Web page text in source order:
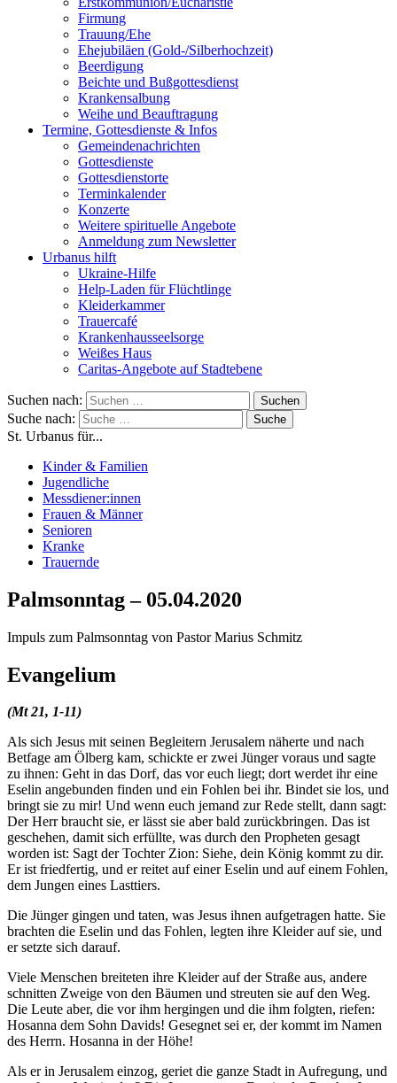
Firmung
Trauung/Ehe
Ehejubiläen (Gold-/Silberhochzeit)
Beerdigung
Beichte und Bußgottesdienst
Krankensalbung
Weihe und Beauftragung
Termine, Gottesdienste & Infos
Gemeindenachrichten
Gottesdienste
Gottesdienstorte
Terminkalender
Konzerte
Weitere spirituelle Angebote
Anmeldung zum Newsletter
Urbanus hilft
Ukraine-Hilfe
Help-Laden für Flüchtlinge
Kleiderkammer
Trauercafé
Krankenhausseelsorge
Weißes Haus
Caritas-Angebote auf Stadtebene
Suchen nach:
Suche nach:
St. Urbanus für...
Kinder & Familien
Jugendliche
Messdiener:innen
Frauen & Männer
Senioren
Kranke
Trauernde
Palmsonntag – 05.04.2020
Impuls zum Palmsonntag von Pastor Marius Schmitz
Evangelium
(Mt 21, 1-11)
Als sich Jesus mit seinen Begleitern Jerusalem näherte und nach
Betfage am Ölberg kam, schickte er zwei Jünger voraus und sagte
zu ihnen: Geht in das Dorf, das vor euch liegt; dort werdet ihr eine
Eselin angebunden finden und ein Fohlen bei ihr. Bindet sie los, und
bringt sie zu mir! Und wenn euch jemand zur Rede stellt, dann sagt:
Der Herr braucht sie, er lässt sie aber bald zurückbringen. Das ist
geschehen, damit sich erfüllte, was durch den Propheten gesagt
worden ist: Sagt der Tochter Zion: Siehe, dein König kommt zu dir.
Er ist friedfertig, und er reitet auf einer Eselin und auf einem Fohlen,
dem Jungen eines Lasttiers.
Die Jünger gingen und taten, was Jesus ihnen aufgetragen hatte. Sie
brachten die Eselin und das Fohlen, legten ihre Kleider auf sie, und
er setzte sich darauf.
Viele Menschen breiteten ihre Kleider auf der Straße aus, andere
schnitten Zweige von den Bäumen und streuten sie auf den Weg.
Die Leute aber, die vor ihm hergingen und die ihm folgten, riefen:
Hosanna dem Sohn Davids! Gesegnet sei er, der kommt im Namen
des Herrn. Hosanna in der Höhe!
Als er in Jerusalem einzog, geriet die ganze Stadt in Aufregung, und